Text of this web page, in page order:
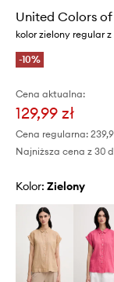
United Colors
kolor zielony regular
-10%
Cena aktualna:
129,99 zł
Cena regularna:
Najniższa cena z 30
Kolor: zielony